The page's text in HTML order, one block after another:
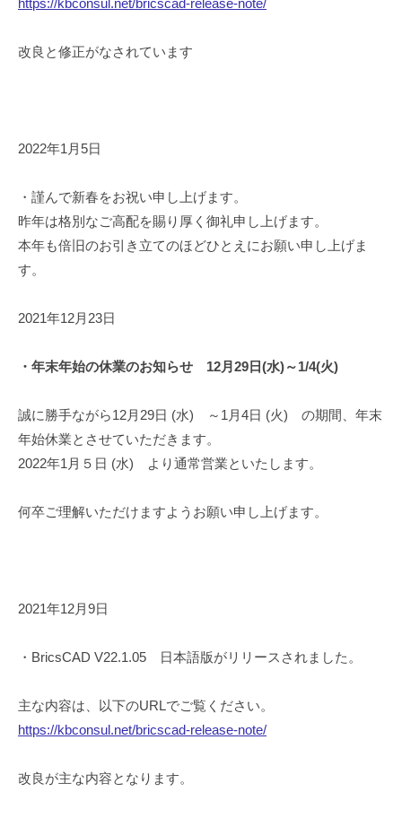
https://kbconsul.net/bricscad-release-note/
改良と修正がなされています
2022年1月5日
・謹んで新春をお祝い申し上げます。
昨年は格別なご高配を賜り厚く御礼申し上げます。
本年も倍旧のお引き立てのほどひとえにお願い申し上げま
す。
2021年12月23日
・年末年始の休業のお知らせ 12月29日(水)～1/4(火)
誠に勝手ながら12月29日 (水) ～1月4日 (火) の期間、年末
年始休業とさせていただきます。
2022年1月５日 (水) より通常営業といたします。
何卒ご理解いただけますようお願い申し上げます。
2021年12月9日
・BricsCAD V22.1.05 日本語版がリリースされました。
主な内容は、以下のURLでご覧ください。
https://kbconsul.net/bricscad-release-note/
改良が主な内容となります。